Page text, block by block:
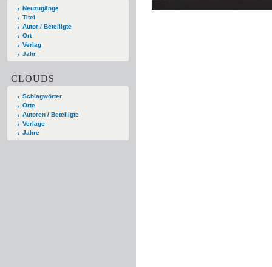
Neuzugänge
Titel
Autor / Beteiligte
Ort
Verlag
Jahr
CLOUDS
Schlagwörter
Orte
Autoren / Beteiligte
Verlage
Jahre